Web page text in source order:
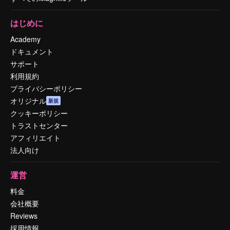
はじめに
Academy
ドキュメント
サポート
利用規約
プライバシーポリシー
オリジナル 新規
クッキーポリシー
トラストセンター
アフィリエイト
法人向け
運営
料金
会社概要
Reviews
採用情報